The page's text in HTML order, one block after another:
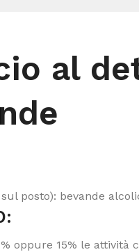
al
posto): bevande
oppure 15% le attività